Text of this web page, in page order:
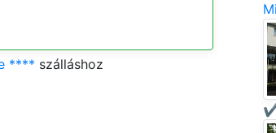
**** szálláshoz
✔️